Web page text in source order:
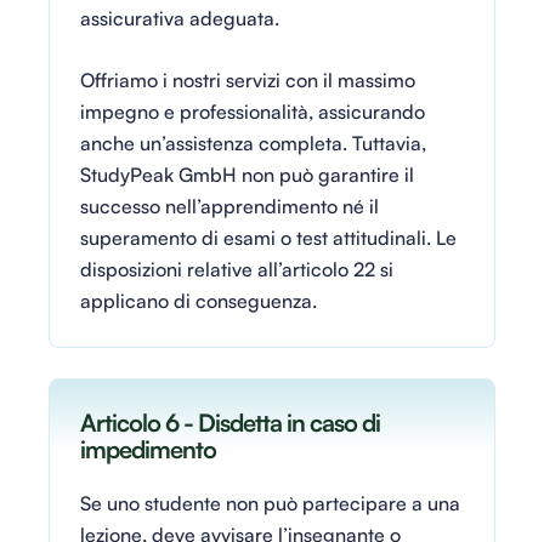
assicurativa adeguata.
Offriamo i nostri servizi con il massimo
impegno e professionalità, assicurando
anche un’assistenza completa. Tuttavia,
StudyPeak GmbH non può garantire il
successo nell’apprendimento né il
superamento di esami o test attitudinali. Le
disposizioni relative all’articolo 22 si
applicano di conseguenza.
Articolo 6 - Disdetta in caso di
impedimento
Se uno studente non può partecipare a una
lezione, deve avvisare l’insegnante o